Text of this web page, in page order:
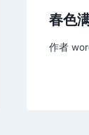
春色
作者